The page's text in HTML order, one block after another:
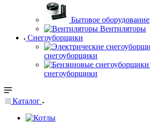
Бытовое оборудование
Вентиляторы
Снегоуборщики
снегоуборщики
снегоуборщики
Каталог